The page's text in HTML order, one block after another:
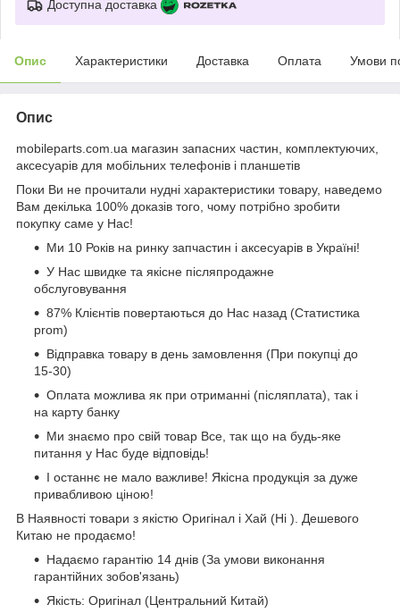
Доступна доставка
Опис Характеристики Доставка Оплата Умови
Опис
mobileparts.com.ua магазин запасних частин, комплектуючих,
аксесуарів для мобільних телефонів і планшетів
Поки Ви не прочитали нудні характеристики товару, наведемо
Вам декілька 100% доказів того, чому потрібно зробити
покупку саме у Нас!
Ми 10 Років на ринку запчастин і аксесуарів в Україні!
У Нас швидке та якісне післяпродажне
обслуговування
87% Клієнтів повертаються до Нас назад (Статистика
prom)
Відправка товару в день замовлення (При покупці до
15-30)
Оплата можлива як при отриманні (післяплата), так і
на карту банку
Ми знаємо про свій товар Все, так що на будь-яке
питання у Нас буде відповідь!
І останнє не мало важливе! Якісна продукція за дуже
привабливою ціною!
В Наявності товари з якістю Оригінал і Хай (Hi ). Дешевого
Китаю не продаємо!
Надаємо гарантію 14 днів (За умови виконання
гарантійних зобов'язань)
Якість: Оригінал (Центральний Китай)